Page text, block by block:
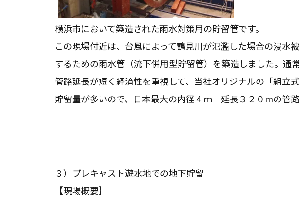
横浜市において築造された雨水対策用の貯留管です。
この現場付近は、台風によって鶴見川が氾濫した場合の浸水
するための雨水管（流下併用型貯留管）を築造しました。通
管路延長が短く経済性を重視して、当社オリジナルの「組立
貯留量が多いので、日本最大の内径４ｍ 延長３２０mの管路
３）プレキャスト遊水地での地下貯留
【現場概要】